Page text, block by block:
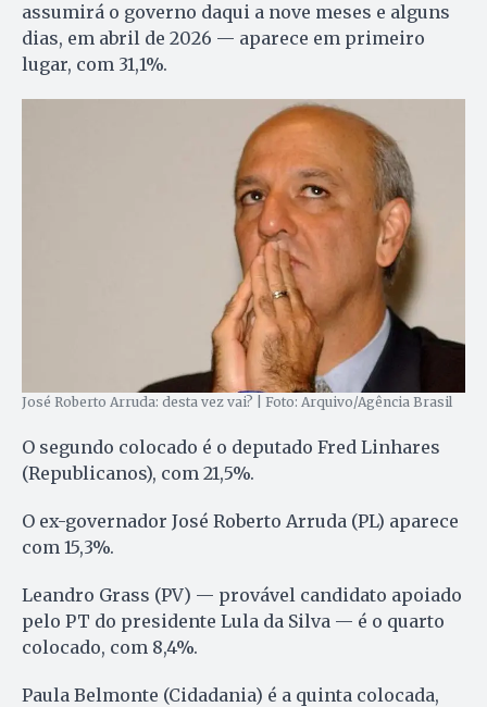
assumirá o governo daqui a nove meses e alguns
dias, em abril de 2026 — aparece em primeiro
lugar, com 31,1%.
José Roberto Arruda: desta vez vai? | Foto: Arquivo/Agência Brasil
O segundo colocado é o deputado Fred Linhares
(Republicanos), com 21,5%.
O ex-governador José Roberto Arruda (PL) aparece
com 15,3%.
Leandro Grass (PV) — provável candidato apoiado
pelo PT do presidente Lula da Silva — é o quarto
colocado, com 8,4%.
Paula Belmonte (Cidadania) é a quinta colocada,